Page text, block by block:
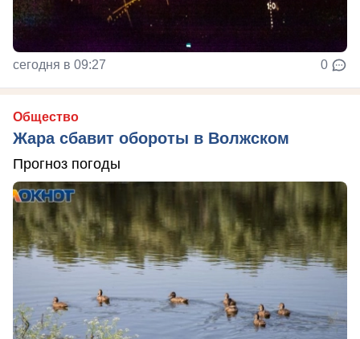
сегодня в 09:27 0
Общество
Жара сбавит обороты в Волжском
Прогноз погоды